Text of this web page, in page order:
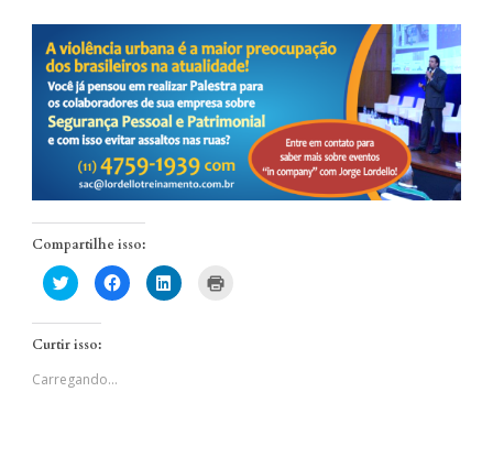
Compartilhe isso:
Clique
para
compartilhar
no
em
janela)
Clique
para
compartilhar
Clique
para
Curtir isso:
Carregando...